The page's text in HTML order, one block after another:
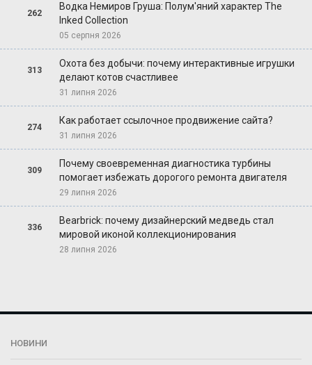
262
Водка Немиров Груша: Полум'яний характер The
Inked Collection
05 серпня 2026
313
Охота без добычи: почему интерактивные игрушки
делают котов счастливее
31 липня 2026
274
Как работает ссылочное продвижение сайта?
31 липня 2026
309
Почему своевременная диагностика турбины
помогает избежать дорогого ремонта двигателя
29 липня 2026
336
Bearbrick: почему дизайнерский медведь стал
мировой иконой коллекционирования
28 липня 2026
НОВИНИ